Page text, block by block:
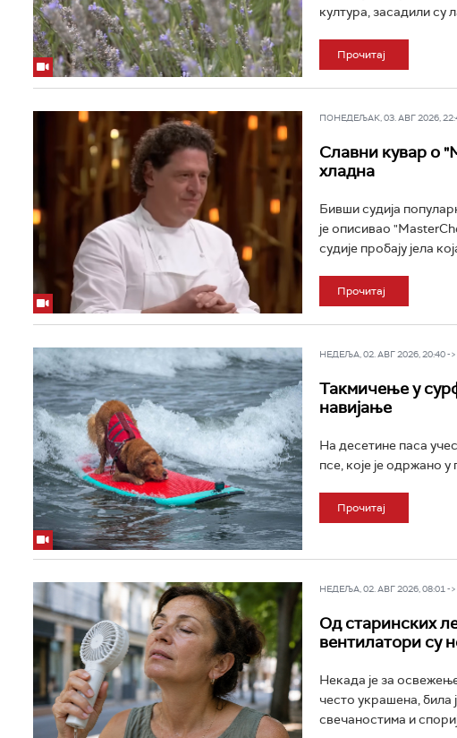
култура, засадили су
Прочитај
ПОНЕДЕЉАК, 03. АВГ 2026,
Славни кувар о
хладна
Бивши судија
је описивао
судије пробају јела
Прочитај
НЕДЕЉА, 02. АВГ 2026, 20:40 ->
Такмичење у
навијање
На десетине паса
псе, које је одржано
Прочитај
НЕДЕЉА, 02. АВГ 2026, 08:01 ->
Од старинских
вентилатори су
Некада је за
често украшена, била
свечаностима и